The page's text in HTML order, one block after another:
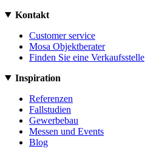
Kontakt
Customer service
Mosa Objektberater
Finden Sie eine Verkaufsstelle
Inspiration
Referenzen
Fallstudien
Gewerbebau
Messen und Events
Blog